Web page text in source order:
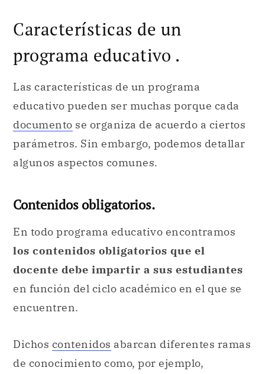
Características de un
programa educativo .
Las características de un programa
educativo pueden ser muchas porque cada
documento se organiza de acuerdo a ciertos
parámetros. Sin embargo, podemos detallar
algunos aspectos comunes.
Contenidos obligatorios.
En todo programa educativo encontramos
los contenidos obligatorios que el
docente debe impartir a sus estudiantes
en función del ciclo académico en el que se
encuentren.
Dichos contenidos abarcan diferentes ramas
de conocimiento como, por ejemplo,